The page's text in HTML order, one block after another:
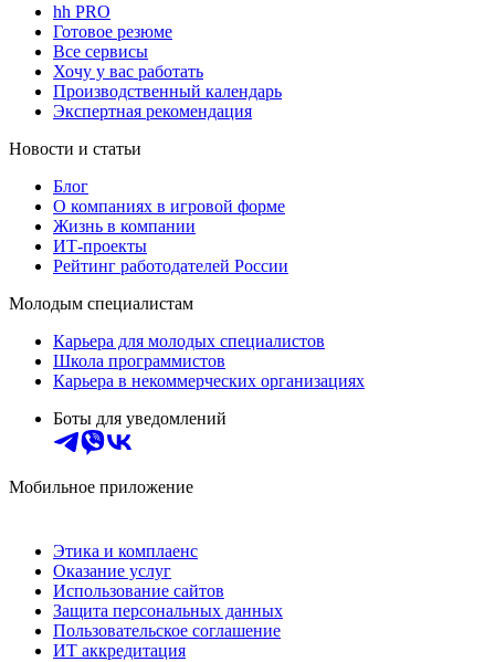
hh PRO
Готовое резюме
Все сервисы
Хочу у вас работать
Производственный календарь
Экспертная рекомендация
Новости и статьи
Блог
О компаниях в игровой форме
Жизнь в компании
ИТ-проекты
Рейтинг работодателей России
Молодым специалистам
Карьера для молодых специалистов
Школа программистов
Карьера в некоммерческих организациях
Боты для уведомлений
Мобильное приложение
Этика и комплаенс
Оказание услуг
Использование сайтов
Защита персональных данных
Пользовательское соглашение
ИТ аккредитация